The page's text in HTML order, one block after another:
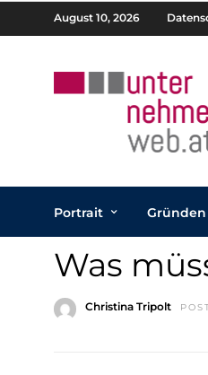
August 10, 2026
Portrait Gründen
Was
Christina Tripolt